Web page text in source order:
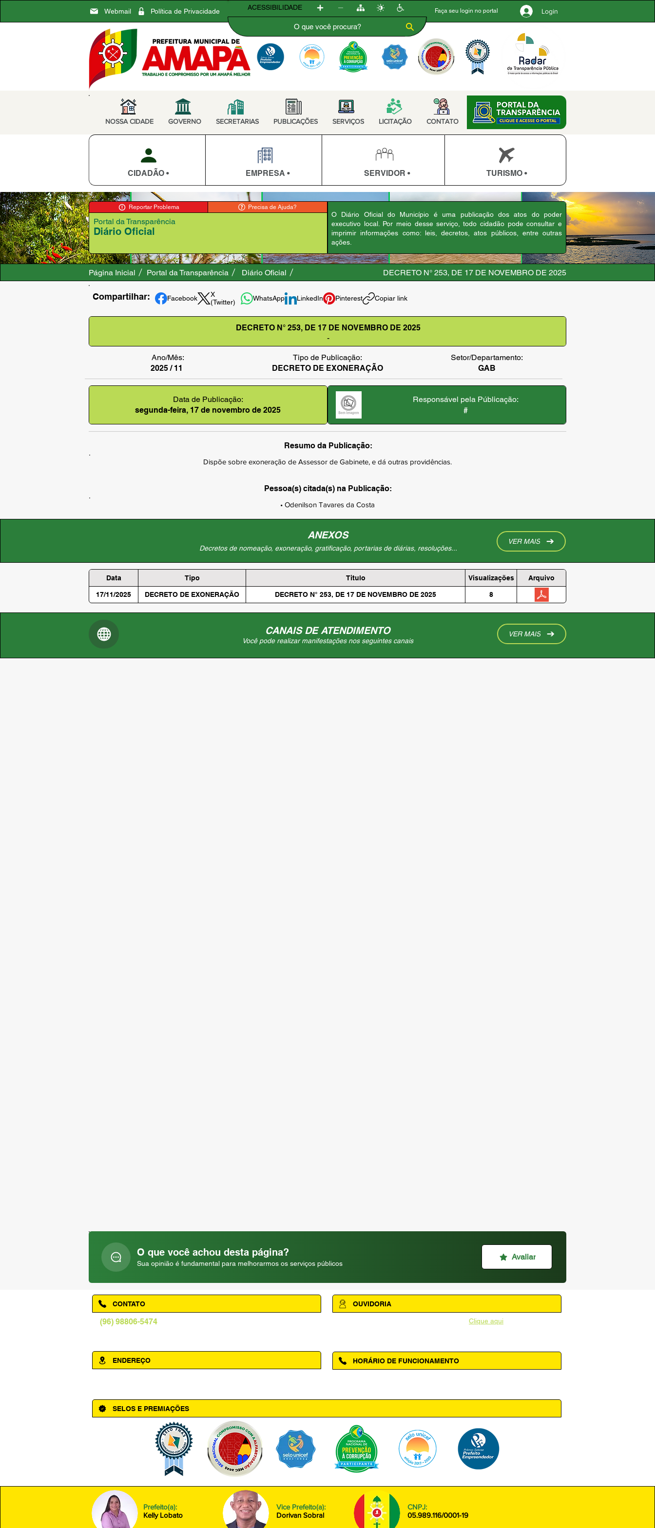
Webmail Política de Privacidade Faça seu login no portal Login
ACESSIBILIDADE
NOSSA CIDADE GOVERNO SECRETARIAS PUBLICAÇÕES SERVIÇOS LICITAÇÃO CONTATO
CIDADÃO • EMPRESA • SERVIDOR • TURISMO •
Reportar Problema Precisa de Ajuda?
Diário Oficial
Portal da Transparência
O Diário Oficial do Município é uma publicação dos atos do poder
executivo local. Por meio desse serviço, todo cidadão pode consultar e
imprimir informações como: leis, decretos, atos públicos, entre outras
ações.
Página Inicial Portal da Transparência Diário Oficial DECRETO N° 253, DE 17 DE NOVEMBRO DE 2025
Compartilhar: Facebook
X
(Twitter)
WhatsApp LinkedIn Pinterest Copiar link
DECRETO N° 253, DE 17 DE NOVEMBRO DE 2025
-
Ano/Mês:
2025 / 11
Tipo de Publicação:
DECRETO DE EXONERAÇÃO
Setor/Departamento:
GAB
Data de Publicação:
segunda-feira, 17 de novembro de 2025
Responsável pela Públicação:
#
Resumo da Publicação:
Dispõe sobre exoneração de Assessor de Gabinete, e dá outras providências.
Pessoa(s) citada(s) na Publicação:
• Odenilson Tavares da Costa
ANEXOS
Decretos de nomeação, exoneração, gratificação, portarias de diárias, resoluções...
VER MAIS
Data Tipo Titulo Visualizações Arquivo
17/11/2025 DECRETO DE EXONERAÇÃO DECRETO N° 253, DE 17 DE NOVEMBRO DE 2025 8
CANAIS DE ATENDIMENTO
Você pode realizar manifestações nos seguintes canais
VER MAIS
O que você achou desta página?
Sua opinião é fundamental para melhorarmos os serviços públicos
Avaliar
(96) 98806-5474
CONTATO
ENDEREÇO
Clique aqui
OUVIDORIA
HORÁRIO DE FUNCIONAMENTO
SELOS E PREMIAÇÕES
Prefeito(a):
Kelly Lobato
Vice Prefeito(a):
Dorivan Sobral
CNPJ:
05.989.116/0001-19